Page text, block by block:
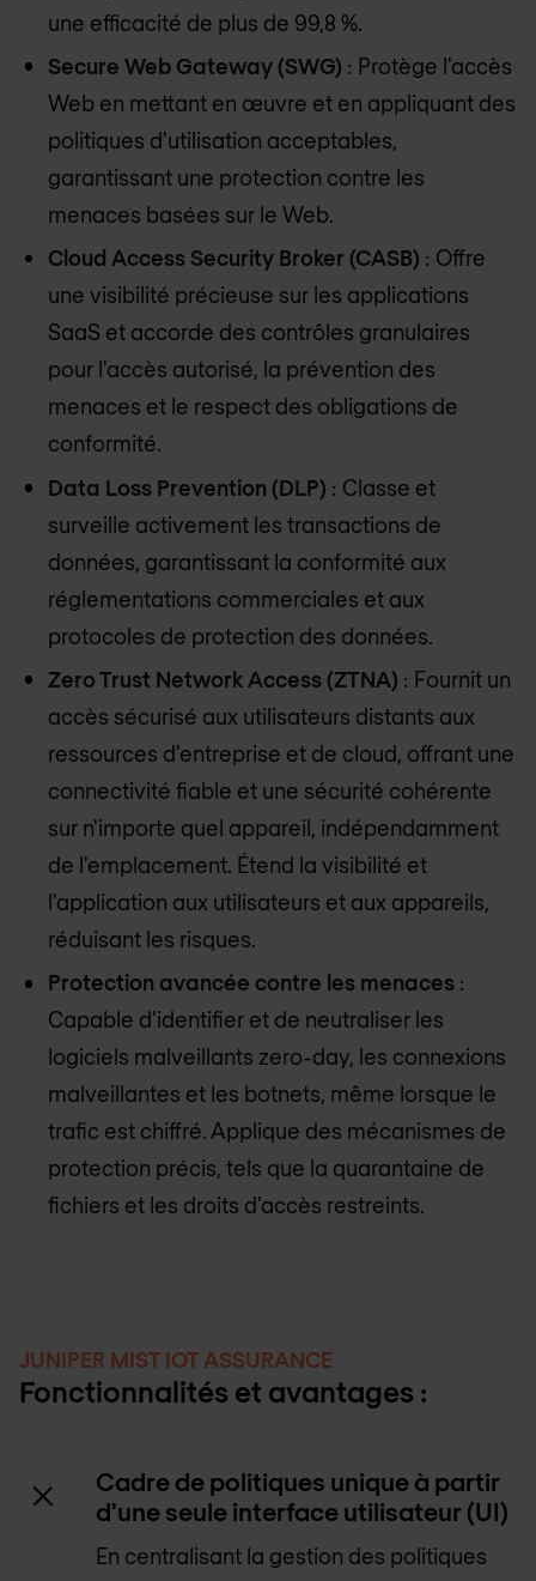
une efficacité de plus de 99,8 %.
Secure Web Gateway (SWG) : Protège l'accès
Web en mettant en œuvre et en appliquant des
politiques d'utilisation acceptables,
garantissant une protection contre les
menaces basées sur le Web.
Cloud Access Security Broker (CASB) : Offre
une visibilité précieuse sur les applications
SaaS et accorde des contrôles granulaires
pour l'accès autorisé, la prévention des
menaces et le respect des obligations de
conformité.
Data Loss Prevention (DLP) : Classe et
surveille activement les transactions de
données, garantissant la conformité aux
réglementations commerciales et aux
protocoles de protection des données.
Zero Trust Network Access (ZTNA) : Fournit un
accès sécurisé aux utilisateurs distants aux
ressources d'entreprise et de cloud, offrant une
connectivité fiable et une sécurité cohérente
sur n'importe quel appareil, indépendamment
de l'emplacement. Étend la visibilité et
l'application aux utilisateurs et aux appareils,
réduisant les risques.
Protection avancée contre les menaces :
Capable d'identifier et de neutraliser les
logiciels malveillants zero-day, les connexions
malveillantes et les botnets, même lorsque le
trafic est chiffré. Applique des mécanismes de
protection précis, tels que la quarantaine de
fichiers et les droits d'accès restreints.
JUNIPER MIST IOT ASSURANCE
Fonctionnalités et avantages :
Cadre de politiques unique à partir
d'une seule interface utilisateur (UI)
En centralisant la gestion des politiques